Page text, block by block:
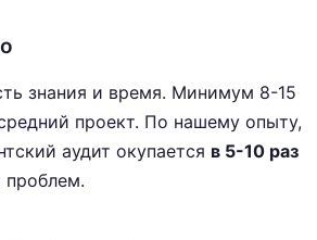
знания и время. Минимум 8-15
проект. По нашему опыту,
аудит окупается в 5-10 раз
проблем.